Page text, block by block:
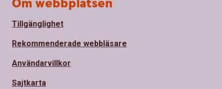
Om webbplatsen
Tillgänglighet
Rekommenderade webbläsare
Användarvillkor
Sajtkarta